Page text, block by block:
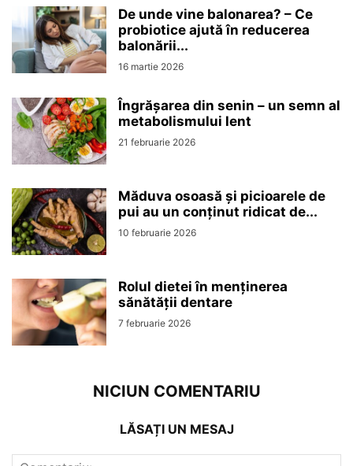
De unde vine balonarea? – Ce
probiotice ajută în reducerea
balonării...
16 martie 2026
Îngrășarea din senin – un semn al
metabolismului lent
21 februarie 2026
Măduva osoasă și picioarele de
pui au un conținut ridicat de...
10 februarie 2026
Rolul dietei în menținerea
sănătății dentare
7 februarie 2026
NICIUN COMENTARIU
LĂSAȚI UN MESAJ